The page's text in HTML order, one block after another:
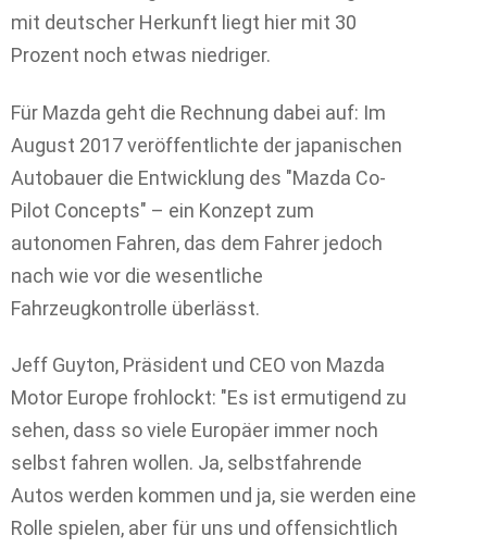
mit deutscher Herkunft liegt hier mit 30
Prozent noch etwas niedriger.
Für Mazda geht die Rechnung dabei auf: Im
August 2017 veröffentlichte der japanischen
Autobauer die Entwicklung des "Mazda Co-
Pilot Concepts" – ein Konzept zum
autonomen Fahren, das dem Fahrer jedoch
nach wie vor die wesentliche
Fahrzeugkontrolle überlässt.
Jeff Guyton, Präsident und CEO von Mazda
Motor Europe frohlockt: "Es ist ermutigend zu
sehen, dass so viele Europäer immer noch
selbst fahren wollen. Ja, selbstfahrende
Autos werden kommen und ja, sie werden eine
Rolle spielen, aber für uns und offensichtlich